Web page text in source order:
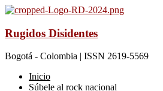
Rugidos Disidentes
Bogotá - Colombia | ISSN 2619-5569
Inicio
Súbele al rock nacional